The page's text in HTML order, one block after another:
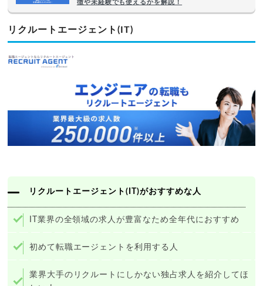
徴や未経験でも使えるかを解説！
リクルートエージェント(IT)
リクルートエージェント(IT)がおすすめな人
IT業界の全領域の求人が豊富なため全年代におすすめ
初めて転職エージェントを利用する人
業界大手のリクルートにしかない独占求人を紹介してほ